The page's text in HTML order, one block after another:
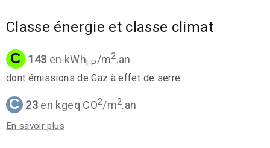
Classe énergie et classe climat
C 143 en kWhEP/m2.an
dont émissions de Gaz à effet de serre
C 23 en kgeq CO2/m2.an
En savoir plus